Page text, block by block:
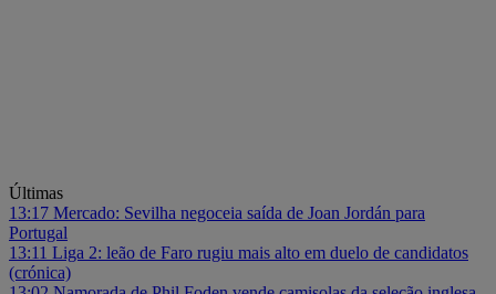
Últimas
13:17 Mercado: Sevilha negoceia saída de Joan Jordán para
Portugal
13:11 Liga 2: leão de Faro rugiu mais alto em duelo de candidatos
(crónica)